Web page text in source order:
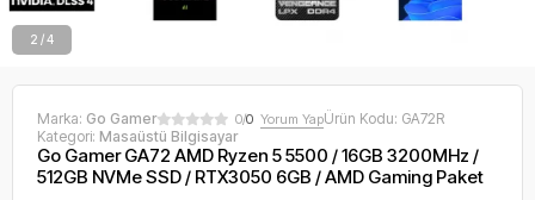
2 / 4
Marka: Go Gamer 0/0 Yorum YapÜrün Kodu: GA72R
Kategori: Masaüstü Bilgisayar
Go Gamer GA72 AMD Ryzen 5 5500 / 16GB 3200MHz /
512GB NVMe SSD / RTX3050 6GB / AMD Gaming Paket